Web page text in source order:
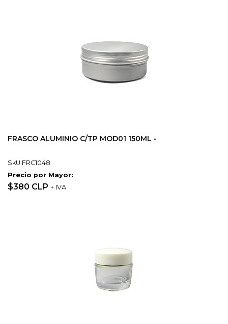
FRASCO ALUMINIO C/TP MOD01 150ML -
SkU:FRC1048
Precio por Mayor:
$380 CLP + IVA